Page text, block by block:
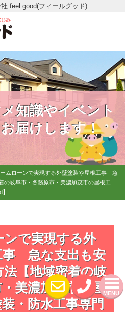
feel good(フィールグッド)
MENU
知識やイベント
届けします！
ームローンで実現する外壁塗装や屋根工事 急
の岐阜市・各務原市・美濃加茂市の屋根工
ンで実現する外
事 急な支出も安
【地域密着の岐
美濃加茂市の屋
・防水工事専門